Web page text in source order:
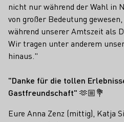
nicht nur während der Wahl in
von großer Bedeutung
während unserer Amtszeit als
Wir tragen unter anderem
hinaus."
"Danke für die tollen
Gastfreundschaft" 🫶🏼💐
Eure Anna Zenz (mittig), Katja